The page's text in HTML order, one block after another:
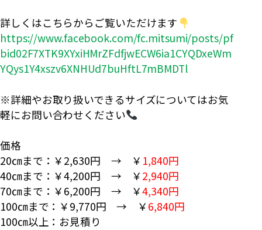
詳しくはこちらからご覧いただけます
https://www.facebook.com/fc.mitsumi/posts/pf
bid02F7XTK9XYxiHMrZFdfjwECW6ia1CYQDxeWm
YQys1Y4xszv6XNHUd7buHftL7mBMDTl
※詳細やお取り扱いできるサイズについてはお気
軽にお問い合わせください
価格
20㎝まで：￥2,630円 → ￥ 1,840円
40㎝まで：￥4,200円 → ￥ 2,940円
70㎝まで：￥6,200円 → ￥4,340円
100㎝まで：￥9,770円 → ￥ 6,840円
100㎝以上：お見積り